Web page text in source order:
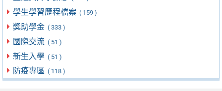
學生學習歷程檔案 ( 159 )
獎助學金 ( 333 )
國際交流 ( 51 )
新生入學 ( 51 )
防疫專區 ( 118 )